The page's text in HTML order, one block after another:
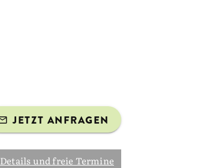
JETZT ANFRAGEN
Details und freie Termine